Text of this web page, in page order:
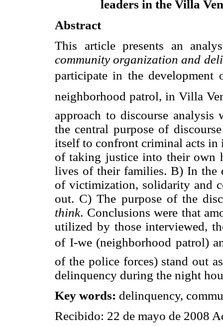
leaders in the Villa
Abstract
This article presents an
community organization and
participate in the development
neighborhood patrol, in Villa
approach to discourse analysis
the central purpose of
itself to confront criminal acts
of taking justice into their own
lives of their families. B) In the
of victimization, solidarity and
out. C) The purpose of the
think. Conclusions were that
utilized by those interviewed,
of I-we (neighborhood patrol)
of the police forces) stand out
delinquency during the night
Key words: delinquency,
Recibido: 22 de mayo de 2008